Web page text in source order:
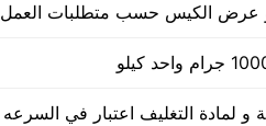
عرض الكيس حسب متطلبات العمل